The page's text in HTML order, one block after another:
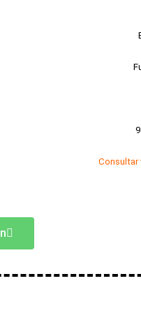
Consultar